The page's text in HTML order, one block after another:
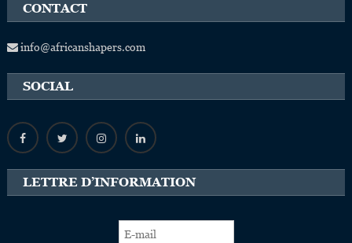
CONTACT
info@africanshapers.com
SOCIAL
LETTRE D’INFORMATION